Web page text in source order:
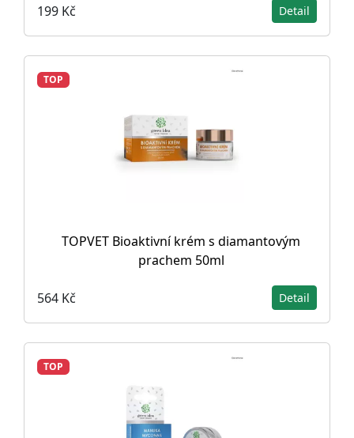
199 Kč Detail
TOP
TOPVET Bioaktivní krém s diamantovým
prachem 50ml
564 Kč Detail
TOP